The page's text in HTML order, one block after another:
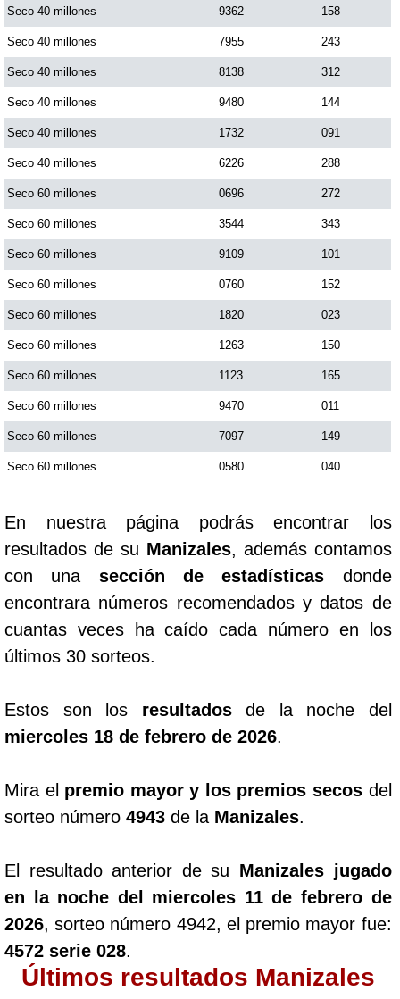
Seco 40 millones 9362 158
Seco 40 millones 7955 243
Seco 40 millones 8138 312
Seco 40 millones 9480 144
Seco 40 millones 1732 091
Seco 40 millones 6226 288
Seco 60 millones 0696 272
Seco 60 millones 3544 343
Seco 60 millones 9109 101
Seco 60 millones 0760 152
Seco 60 millones 1820 023
Seco 60 millones 1263 150
Seco 60 millones 1123 165
Seco 60 millones 9470 011
Seco 60 millones 7097 149
Seco 60 millones 0580 040
En nuestra página podrás encontrar los
resultados de su Manizales, además contamos
con una sección de estadísticas donde
encontrara números recomendados y datos de
cuantas veces ha caído cada número en los
últimos 30 sorteos.
Estos son los resultadosde la noche del
miercoles 18 de febrero de 2026.
Mira el premio mayor y los premios secosdel
sorteo número 4943 de la Manizales.
El resultado anterior de su Manizales jugado
en la noche del miercoles 11 de febrero de
2026, sorteo número 4942, el premio mayor fue:
4572 serie 028.
Últimos resultados Manizales